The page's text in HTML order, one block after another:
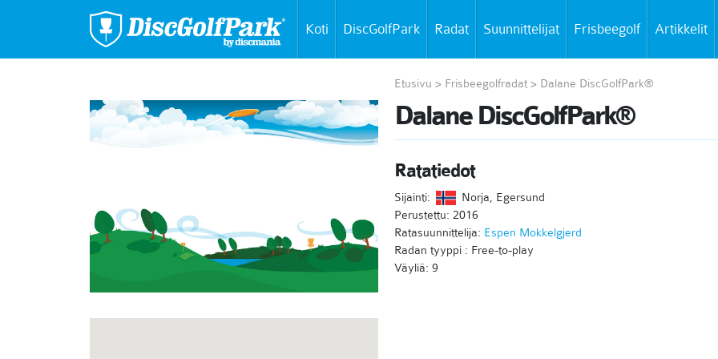
Koti DiscGolfPark Radat Suunnittelijat Frisbeegolf Artikkelit
Etusivu > Frisbeegolfradat> Dalane DiscGolfPark®
Dalane DiscGolfPark®
Ratatiedot
Sijainti:
Norja, Egersund
Perustettu: 2016
Ratasuunnittelija: Espen Mokkelgjerd
Radan tyyppi : Free-to-play
Väyliä: 9